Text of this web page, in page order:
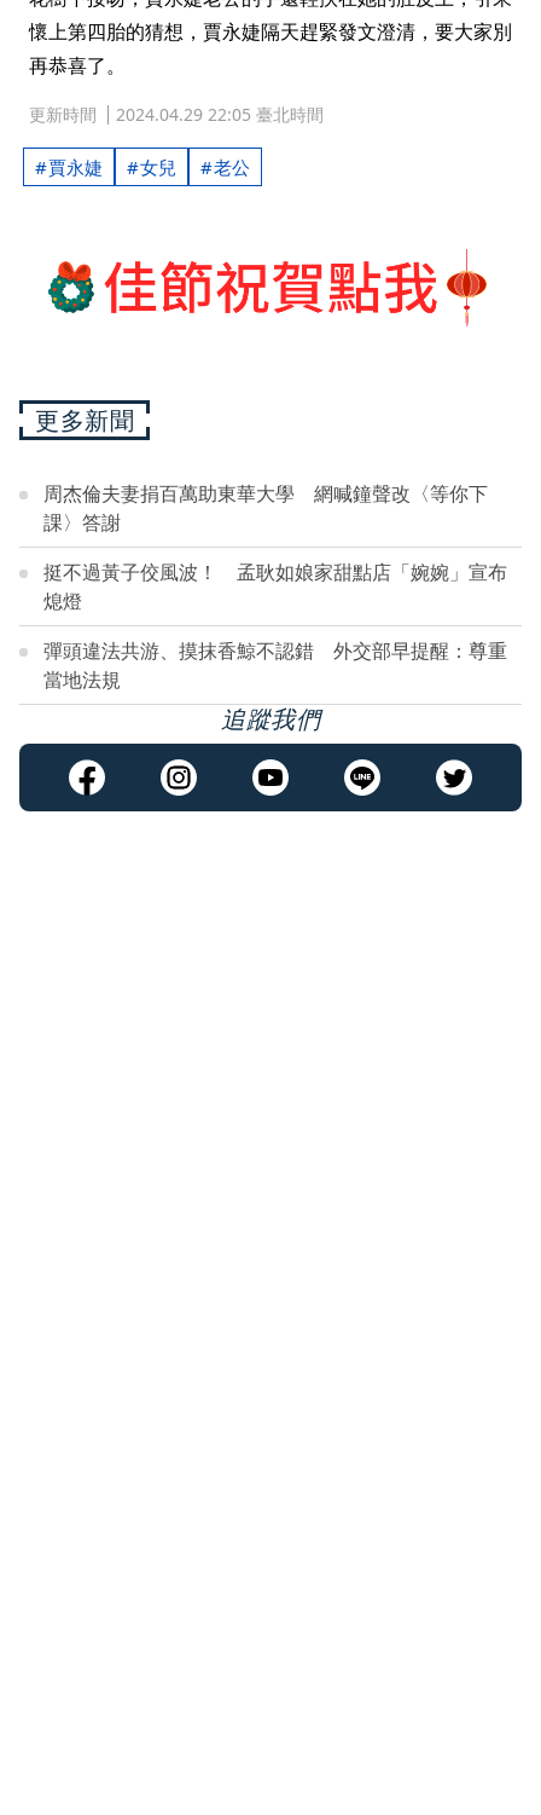
懷上第四胎的猜想，賈永婕隔天趕緊發文澄清，要大家別
再恭喜了。
更新時間 2024.04.29 22:05 臺北時間
賈永婕 女兒 老公
更多新聞
周杰倫夫妻捐百萬助東華大學 網喊鐘聲改〈等你下
課〉答謝
挺不過黃子佼風波！ 孟耿如娘家甜點店「婉婉」宣布
熄燈
彈頭違法共游、摸抹香鯨不認錯 外交部早提醒：尊重
當地法規
追蹤我們